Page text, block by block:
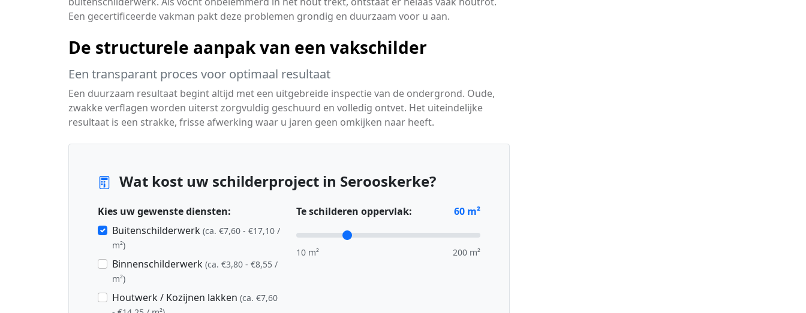
Een gecertificeerde vakman pakt deze problemen grondig en duurzaam voor u aan.
De structurele aanpak van een vakschilder
Een transparant proces voor optimaal resultaat
Een duurzaam resultaat begint altijd met een uitgebreide inspectie van de ondergrond. Oude,
zwakke verflagen worden uiterst zorgvuldig geschuurd en volledig ontvet. Het uiteindelijke
resultaat is een strakke, frisse afwerking waar u jaren geen omkijken naar heeft.
Wat kost uw schilderproject in Serooskerke?
Kies uw gewenste diensten:
Buitenschilderwerk (ca. €7,60 - €17,10 /
m²)
Binnenschilderwerk (ca. €3,80 - €8,55 /
m²)
Houtwerk / Kozijnen lakken (ca. €7,60
Te schilderen oppervlak: 60 m²
10 m² 200 m²